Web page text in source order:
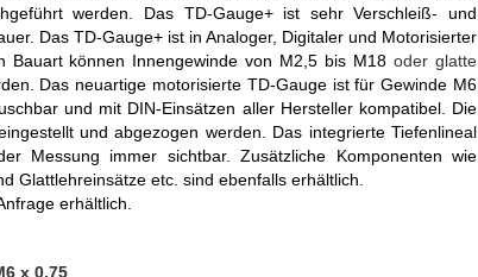
werden. Das TD-Gauge+ ist sehr Verschleiß- und
Das TD-Gauge+ ist in Analoger, Digitaler und Motorisierter
Bauart können Innengewinde von M2,5 bis M18oder glatte
Das neuartige motorisierte TD-Gauge ist für Gewinde M6
und mit DIN-Einsätzen aller Hersteller kompatibel. Die
und abgezogen werden. Das integrierte Tiefenlineal
Messung immer sichtbar. Zusätzliche Komponenten wie
Glattlehreinsätze etc. sind ebenfalls erhältlich.
erhältlich.
x 0,75